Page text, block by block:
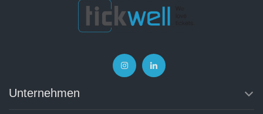
Unternehmen